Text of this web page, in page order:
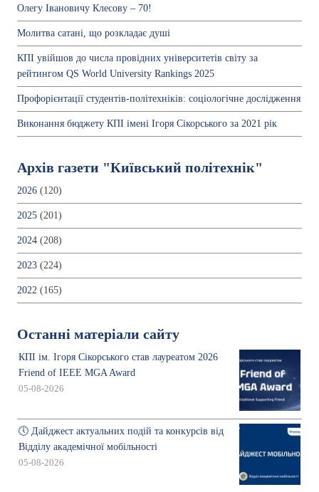
Олегу Івановичу Клесову – 70!
Молитва сатані, що розкладає душі
КПІ увійшов до числа провідних університетів світу за
рейтингом QS World University Rankings 2025
Профорієнтації студентів-політехніків: соціологічне дослідження
Виконання бюджету КПІ імені Ігоря Сікорського за 2021 рік
Архів газети "Київський політехнік"
2026 (120)
2025 (201)
2024 (208)
2023 (224)
2022 (165)
Останні матеріали сайту
КПІ ім. Ігоря Сікорського став лауреатом 2026
Friend of IEEE MGA Award
05-08-2026
🕔 Дайджест актуальних подій та конкурсів від
Відділу академічної мобільності
05-08-2026